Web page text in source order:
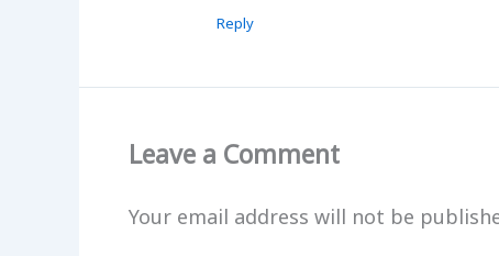
Reply
Leave a Comment
Your email address will not be